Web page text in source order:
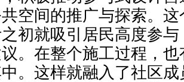
空间的推广与探索。
初就吸引居民高度参
。在整个施工过程，
。这样就融入了社区